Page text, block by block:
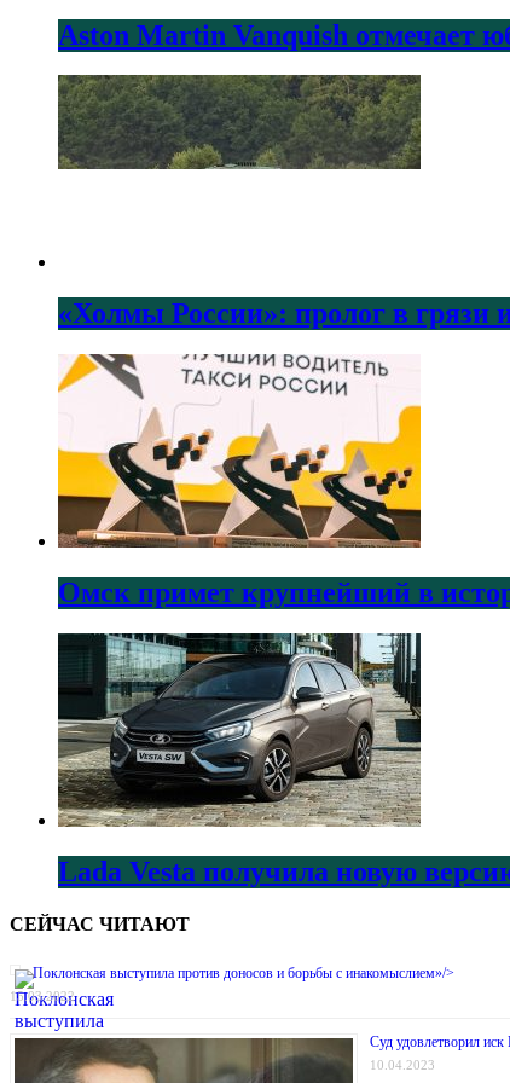
Aston Martin Vanquish отмечает
«Холмы России»: пролог в грязи
Омск примет крупнейший в
Lada Vesta получила новую
СЕЙЧАС ЧИТАЮТ
Поклонская выступила против доносов и борьбы с инакомыслием»/>
15.03.2022
Суд удовлетворил
10.04.2023